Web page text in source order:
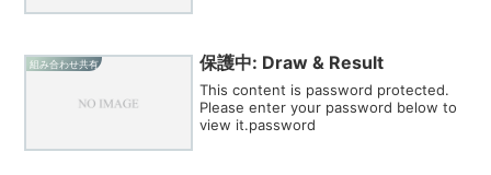
組み合わせ共有 保護中: Draw & Result
This content is password protected.
Please enter your password below to
view it.password